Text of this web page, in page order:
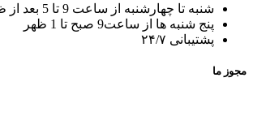
شنبه تا چهارشنبه از ساعت 9 تا 5 بعد از ظهر
پنج شنبه ها از ساعت9 صبح تا 1 ظهر
پشتیبانی ۲۴/۷
مجوز ما